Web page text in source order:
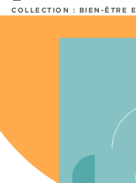
COLLECTION : BIEN-ÊTRE